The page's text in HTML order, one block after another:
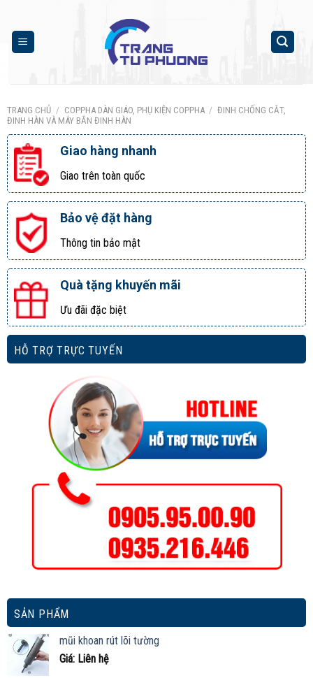
content
TRANG CHỦ / COPPHA DÀN GIÁO, PHỤ KIỆN COPPHA / ĐINH CHỐNG CẮT,
ĐINH HÀN VÀ MÁY BẮN ĐINH HÀN
Giao hàng nhanh
Giao trên toàn quốc
Bảo vệ đặt hàng
Thông tin bảo mật
Quà tặng khuyến mãi
Ưu đãi đặc biệt
HỖ TRỢ TRỰC TUYẾN
SẢN PHẨM
mũi khoan rút lõi tường
Giá: Liên hệ